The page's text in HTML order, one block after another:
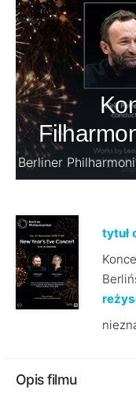
Berliner
tytuł
Opis filmu